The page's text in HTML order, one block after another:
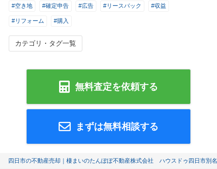
#空き地 #確定申告 #広告 #リースバック #収益
#リフォーム #購入
カテゴリ・タグ一覧
無料査定を依頼する
まずは無料相談する
四日市の不動産売却｜棲まいのたんぽぽ不動産株式会社 ハウスドゥ四日市別名